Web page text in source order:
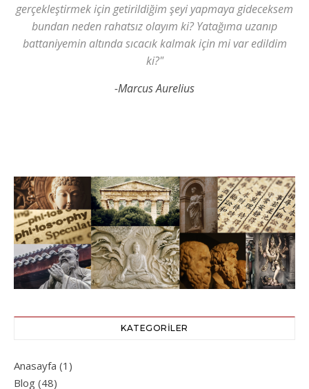
gerçekleştirmek için getirildiğim şeyi yapmaya gideceksem
bundan neden rahatsız olayım ki? Yatağıma uzanıp
battaniyemin altında sıcacık kalmak için mi var edildim
ki?"
-Marcus Aurelius
KATEGORILER
Anasayfa (1)
Blog (48)